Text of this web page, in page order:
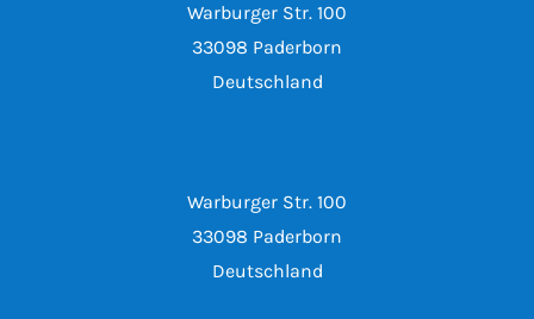
Warburger Str. 100
33098 Paderborn
Deutschland
Warburger Str. 100
33098 Paderborn
Deutschland